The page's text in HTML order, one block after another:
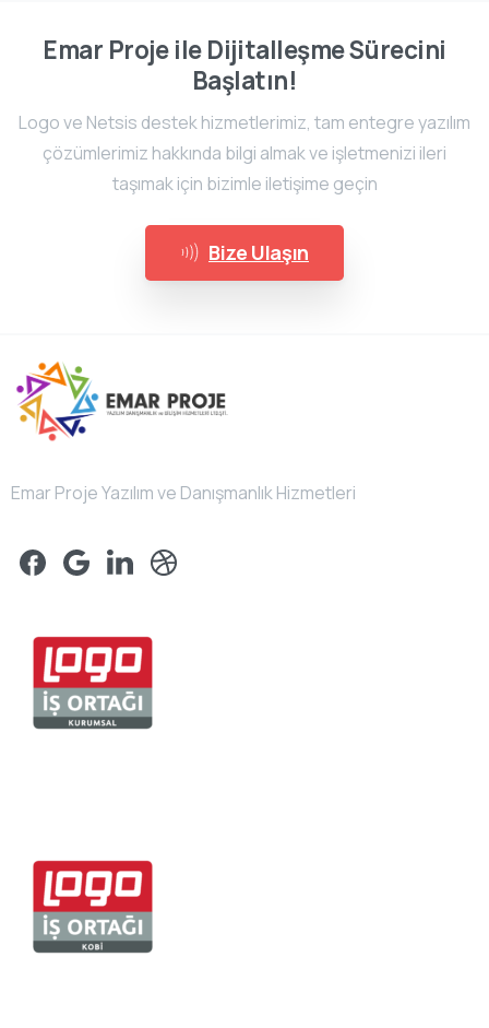
Emar Proje ile Dijitalleşme Sürecini
Başlatın!
Logo ve Netsis destek hizmetlerimiz, tam entegre yazılım
çözümlerimiz hakkında bilgi almak ve işletmenizi ileri
taşımak için bizimle iletişime geçin
Bize Ulaşın
Emar Proje Yazılım ve Danışmanlık Hizmetleri